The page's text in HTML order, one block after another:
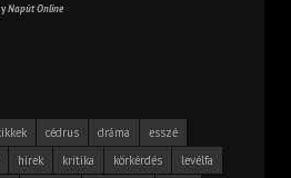
Napút Online
cédrus dráma
esszé
hírek kritika körkérdés
levélfa